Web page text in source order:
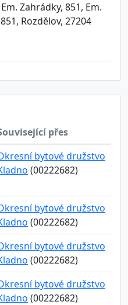
Zahrádky, 851, Em.
Rozdělov, 27204
přes
bytové družstvo
(00222682)
bytové družstvo
(00222682)
bytové družstvo
(00222682)
bytové družstvo
(00222682)